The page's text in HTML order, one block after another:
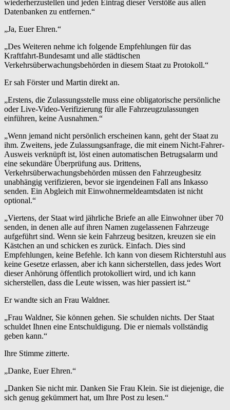
wiederherzustellen und jeden Eintrag dieser Verstöße aus allen
Datenbanken zu entfernen.“
„Ja, Euer Ehren.“
„Des Weiteren nehme ich folgende Empfehlungen für das
Kraftfahrt-Bundesamt und alle städtischen
Verkehrsüberwachungsbehörden in diesem Staat zu Protokoll.“
Er sah Förster und Martin direkt an.
„Erstens, die Zulassungsstelle muss eine obligatorische persönliche
oder Live-Video-Verifizierung für alle Fahrzeugzulassungen
einführen, keine Ausnahmen.“
„Wenn jemand nicht persönlich erscheinen kann, geht der Staat zu
ihm. Zweitens, jede Zulassungsanfrage, die mit einem Nicht-Fahrer-
Ausweis verknüpft ist, löst einen automatischen Betrugsalarm und
eine sekundäre Überprüfung aus. Drittens,
Verkehrsüberwachungsbehörden müssen den Fahrzeugbesitz
unabhängig verifizieren, bevor sie irgendeinen Fall ans Inkasso
senden. Ein Abgleich mit Einwohnermeldeamtsdaten ist nicht
optional.“
„Viertens, der Staat wird jährliche Briefe an alle Einwohner über 70
senden, in denen alle auf ihren Namen zugelassenen Fahrzeuge
aufgeführt sind. Wenn sie kein Fahrzeug besitzen, kreuzen sie ein
Kästchen an und schicken es zurück. Einfach. Dies sind
Empfehlungen, keine Befehle. Ich kann von diesem Richterstuhl aus
keine Gesetze erlassen, aber ich kann sicherstellen, dass jedes Wort
dieser Anhörung öffentlich protokolliert wird, und ich kann
sicherstellen, dass die Leute wissen, was hier passiert ist.“
Er wandte sich an Frau Waldner.
„Frau Waldner, Sie können gehen. Sie schulden nichts. Der Staat
schuldet Ihnen eine Entschuldigung. Die er niemals vollständig
geben kann.“
Ihre Stimme zitterte.
„Danke, Euer Ehren.“
„Danken Sie nicht mir. Danken Sie Frau Klein. Sie ist diejenige, die
sich genug gekümmert hat, um Ihre Post zu lesen.“